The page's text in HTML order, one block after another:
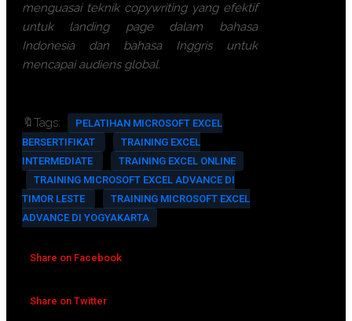
menguasai teknik copywriting yang efektif
untuk landing page dalam bahasa
Indonesia dan bahasa Inggris untuk
mencapai audiens global.
🔖Tags:
PELATIHAN MICROSOFT EXCEL
BERSERTIFIKAT
TRAINING EXCEL
INTERMEDIATE
TRAINING EXCEL ONLINE
TRAINING MICROSOFT EXCEL ADVANCE DI
TIMOR LESTE
TRAINING MICROSOFT EXCEL
ADVANCE DI YOGYAKARTA
Share on Facebook
Share on Twitter